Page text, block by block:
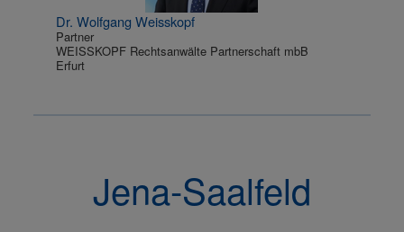
Dr. Wolfgang Weisskopf
Partner
WEISSKOPF Rechtsanwälte Partnerschaft mbB
Erfurt
Jena-Saalfeld